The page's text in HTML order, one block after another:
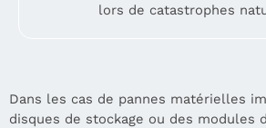
lors de catastrophes
Dans les cas de pannes matérielles
disques de stockage ou des modules